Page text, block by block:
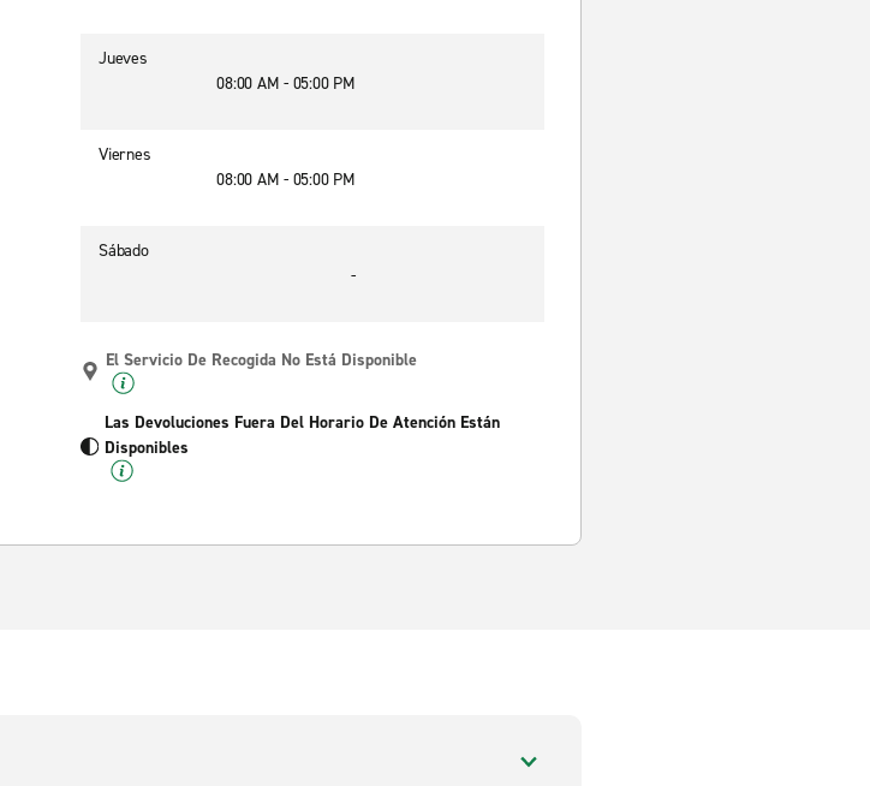
Jueves
08:00 AM - 05:00 PM
Viernes
08:00 AM - 05:00 PM
Sábado
-
El Servicio De Recogida No Está Disponible
Las Devoluciones Fuera Del Horario De Atención Están
Disponibles